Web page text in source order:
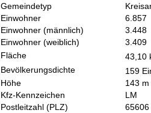
Gemeindetyp
Einwohner
6.857
Einwohner (männlich)
3.448
Einwohner (weiblich)
3.409
Fläche
43,10
Bevölkerungsdichte
159
Höhe
143
Kfz-Kennzeichen
LM
Postleitzahl (PLZ)
65606